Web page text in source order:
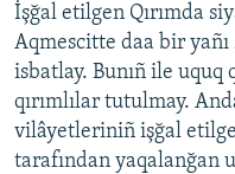
İşğal etilgen Qırımda
Aqmescitte daa bir yañı
isbatlay. Bunıñ ile uquq
qırımlılar tutulmay.
vilâyetleriniñ işğal
tarafından